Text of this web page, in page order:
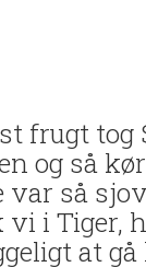
frugt tog
og så
så
i Tiger,
at